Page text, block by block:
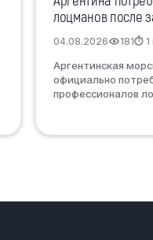
лоцманов после
04.08.2026 181⏱ 1
Аргентинская
официально
профессионалов